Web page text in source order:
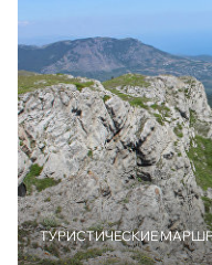
ТУРИСТИЧЕСКИЕ